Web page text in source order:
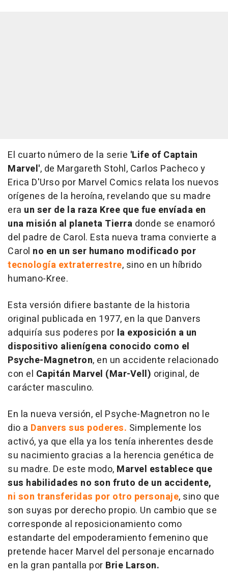
El cuarto número de la serie 'Life of Captain
Marvel', de Margareth Stohl, Carlos Pacheco y
Erica D'Urso por Marvel Comics relata los nuevos
orígenes de la heroína, revelando que su madre
era un ser de la raza Kree que fue envíada en
una misión al planeta Tierra donde se enamoró
del padre de Carol. Esta nueva trama convierte a
Carol no en un ser humano modificado por
tecnología extraterrestre, sino en un híbrido
humano-Kree.
Esta versión difiere bastante de la historia
original publicada en 1977, en la que Danvers
adquiría sus poderes por la exposición a un
dispositivo alienígena conocido como el
Psyche-Magnetron, en un accidente relacionado
con el Capitán Marvel (Mar-Vell) original, de
carácter masculino.
En la nueva versión, el Psyche-Magnetron no le
dio a Danvers sus poderes. Simplemente los
activó, ya que ella ya los tenía inherentes desde
su nacimiento gracias a la herencia genética de
su madre. De este modo, Marvel establece que
sus habilidades no son fruto de un accidente,
ni son transferidas por otro personaje, sino que
son suyas por derecho propio. Un cambio que se
corresponde al reposicionamiento como
estandarte del empoderamiento femenino que
pretende hacer Marvel del personaje encarnado
en la gran pantalla por Brie Larson.